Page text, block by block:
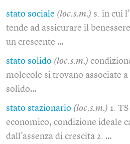
stato sociale (loc.s.m.) s. in cui
tende ad assicurare il
un crescente …
stato solido (loc.s.m.)
molecole si trovano associate
solido…
stato stazionario (loc.s.m.) 1.
economico, condizione ideale
dall'assenza di crescita 2. …